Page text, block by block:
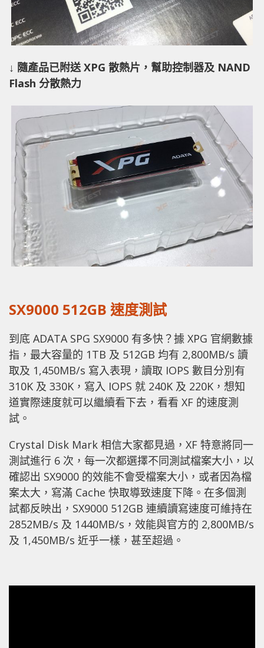
↓ 隨產品已附送 XPG 散熱片，幫助控制器及 NAND
Flash 分散熱力
SX9000 512GB 速度測試
到底 ADATA SPG SX9000 有多快？據 XPG 官網數據
指，最大容量的 1TB 及 512GB 均有 2,800MB/s 讀
取及 1,450MB/s 寫入表現，讀取 IOPS 數目分別有
310K 及 330K，寫入 IOPS 就 240K 及 220K，想知
道實際速度就可以繼續看下去，看看 XF 的速度測
試。
Crystal Disk Mark 相信大家都見過，XF 特意將同一
測試進行 6 次，每一次都選擇不同測試檔案大小，以
確認出 SX9000 的效能不會受檔案大小，或者因為檔
案太大，寫滿 Cache 快取導致速度下降。在多個測
試都反映出，SX9000 512GB 連續讀寫速度可維持在
2852MB/s 及 1440MB/s，效能與官方的 2,800MB/s
及 1,450MB/s 近乎一樣，甚至超過。